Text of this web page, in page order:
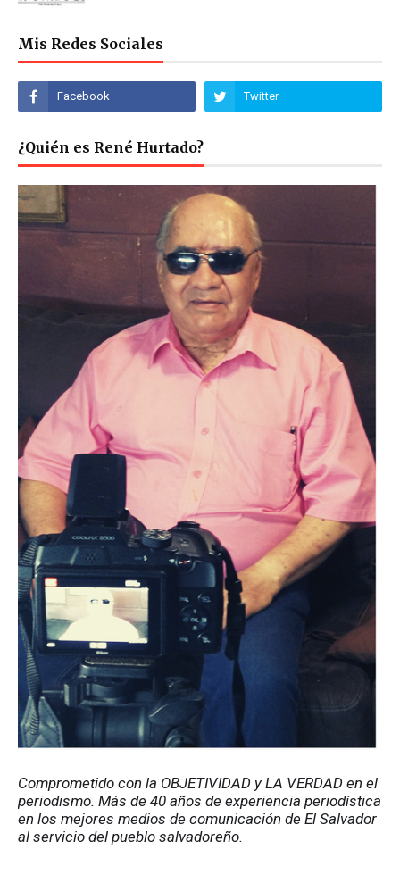
Mis Redes Sociales
¿Quién es René Hurtado?
Comprometido con la OBJETIVIDAD y LA VERDAD en el
periodismo. Más de 40 años de experiencia periodística
en los mejores medios de comunicación de El Salvador
al servicio del pueblo salvadoreño.